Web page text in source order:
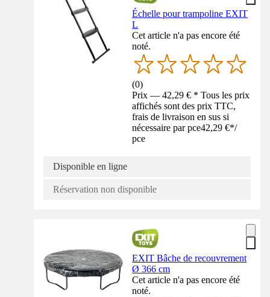
Échelle pour trampoline EXIT
L
Cet article n'a pas encore été
noté.
(0)
Prix — 42,29 € * Tous les prix
affichés sont des prix TTC,
frais de livraison en sus si
nécessaire par pce42,29 €*/
pce
Disponible en ligne
Réservation non disponible
EXIT Bâche de recouvrement
Ø 366 cm
Cet article n'a pas encore été
noté.